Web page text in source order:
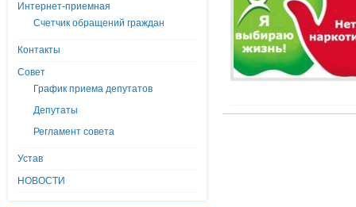
Интернет-приемная
Счетчик обращений граждан
Контакты
Совет
График приема депутатов
Депутаты
Регламент совета
Устав
НОВОСТИ